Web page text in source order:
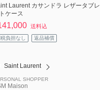
Laurent カサンドラ レザータブレ
ケース
送料込
税負担なし 返品補償
Saint Laurent
SHOPPER
Maison